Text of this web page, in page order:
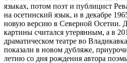
языках, потом поэт и публицист
на осетинский язык, и в декабре
новую версию в Северной Осетии.
картины считался утерянным, а в
драматическом театре во
показали в новом дубляже,
летию со дня рождения автора